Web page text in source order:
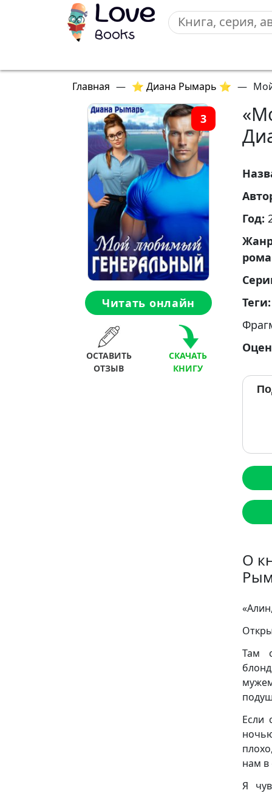
Главная — ⭐ Диана Рымарь ⭐ —
3
Читать онлайн
ОСТАВИТЬ
ОТЗЫВ
СКАЧАТЬ
КНИГУ
Год:
О
Там
Если
нам в
Я